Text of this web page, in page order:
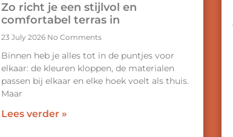
Zo richt je een stijlvol en
comfortabel terras in
23 July 2026 No Comments
Binnen heb je alles tot in de puntjes voor
elkaar: de kleuren kloppen, de materialen
passen bij elkaar en elke hoek voelt als thuis.
Maar
Lees verder »